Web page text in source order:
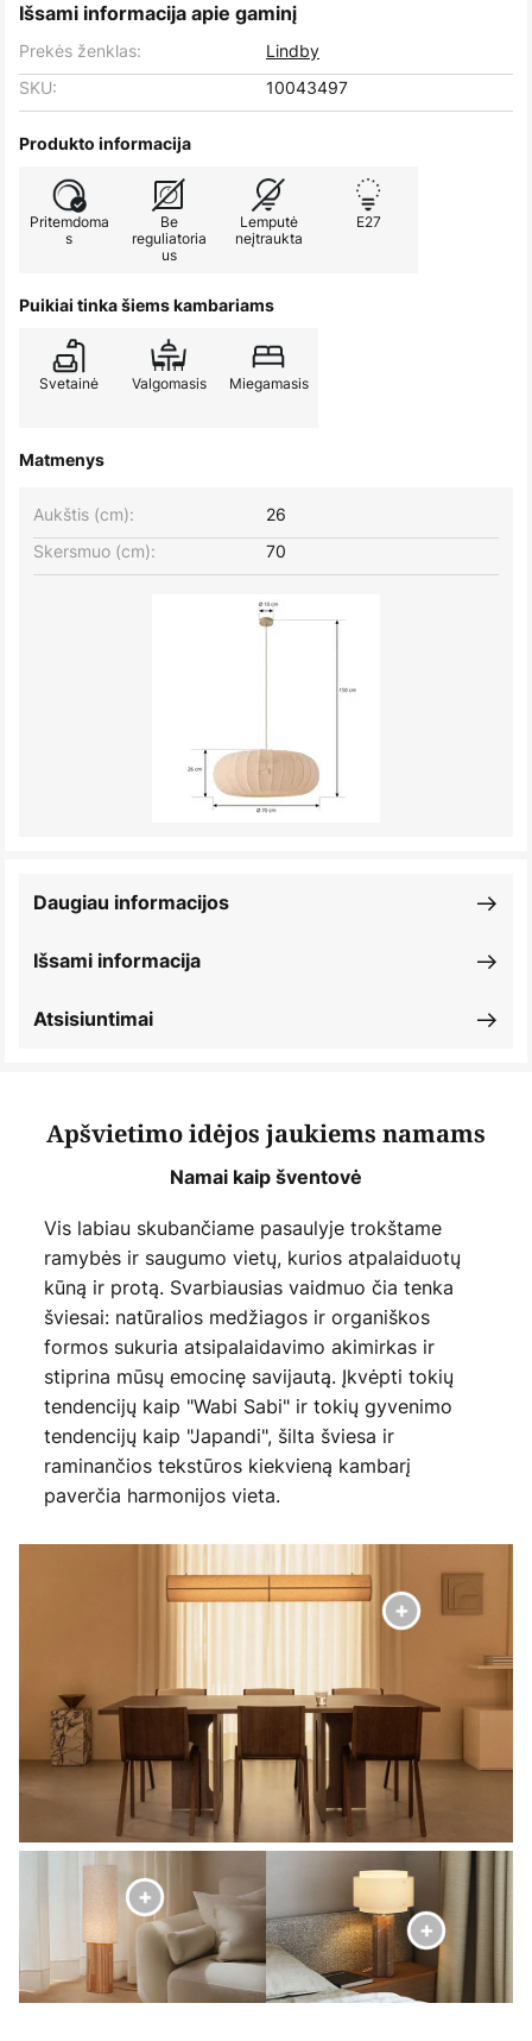
Išsami informacija apie gaminį
Prekės ženklas:
Lindby
SKU:
10043497
Produkto informacija
Pritemdoma
s
Be
reguliatoria
us
Lemputė
neįtraukta
E27
Puikiai tinka šiems kambariams
Svetainė Valgomasis Miegamasis
Matmenys
Aukštis (cm):
26
Skersmuo (cm):
70
Išsami informacija
Daugiau informacijos
Atsisiuntimai
Apšvietimo idėjos jaukiems namams
Namai kaip šventovė
Vis labiau skubančiame pasaulyje trokštame
ramybės ir saugumo vietų, kurios atpalaiduotų
kūną ir protą. Svarbiausias vaidmuo čia tenka
šviesai: natūralios medžiagos ir organiškos
formos sukuria atsipalaidavimo akimirkas ir
stiprina mūsų emocinę savijautą. Įkvėpti tokių
tendencijų kaip "Wabi Sabi" ir tokių gyvenimo
tendencijų kaip "Japandi", šilta šviesa ir
raminančios tekstūros kiekvieną kambarį
paverčia harmonijos vieta.